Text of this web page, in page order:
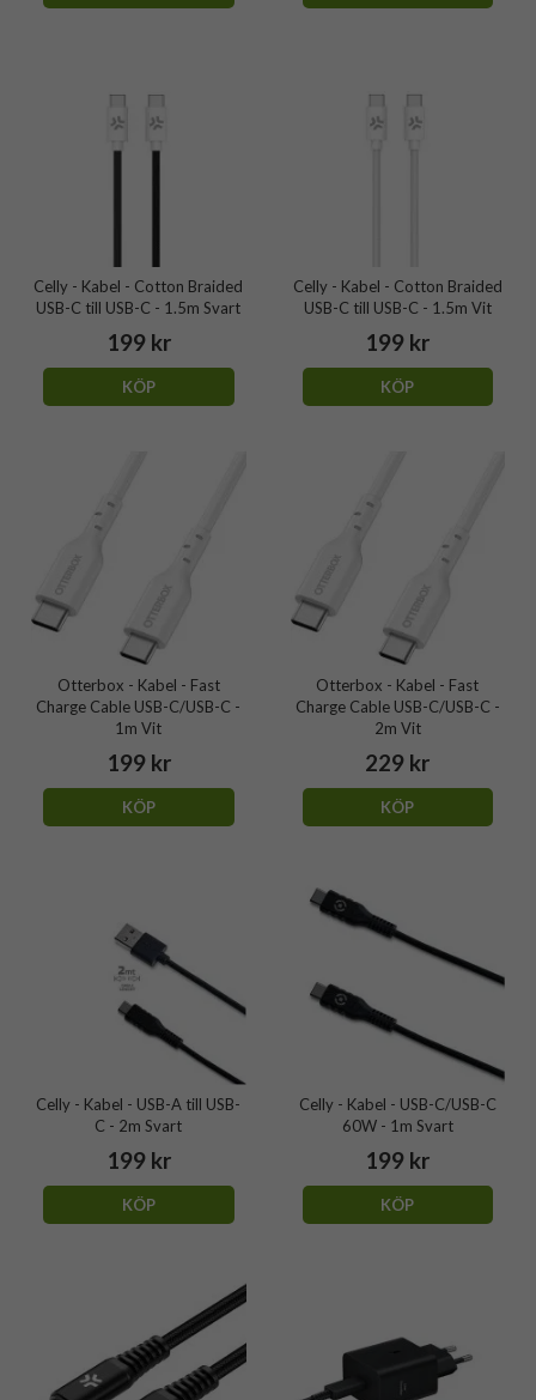
Celly - Kabel - Cotton Braided
USB-C till USB-C - 1.5m Svart
199 kr
KÖP
Celly - Kabel - Cotton Braided
USB-C till USB-C - 1.5m Vit
199 kr
KÖP
Otterbox - Kabel - Fast
Charge Cable USB-C/USB-C -
1m Vit
199 kr
KÖP
Otterbox - Kabel - Fast
Charge Cable USB-C/USB-C -
2m Vit
229 kr
KÖP
Celly - Kabel - USB-A till USB-
C - 2m Svart
199 kr
KÖP
Celly - Kabel - USB-C/USB-C
60W - 1m Svart
199 kr
KÖP